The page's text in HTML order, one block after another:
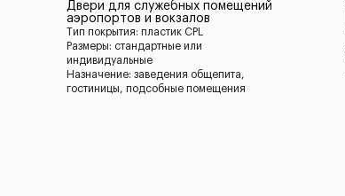
Двери для служебных помещений
аэропортов и вокзалов
Тип покрытия: пластик CPL
Размеры: стандартные или
индивидуальные
Назначение: заведения общепита,
гостиницы, подсобные помещения